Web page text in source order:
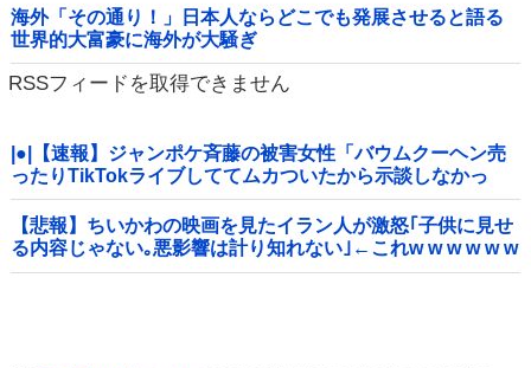
海外「その通り！」日本人ならどこでも発展させると語る
世界的大富豪に海外が大騒ぎ
RSSフィードを取得できません
|●|【速報】ジャンポケ斉藤の被害女性「バウムクーヘン売
ったりTikTokライブしててムカついたから示談しなかっ
た」
【悲報】ちいかわの映画を見たイラン人が激怒｢子供に見せ
る内容じゃない｡悪影響は計り知れない｣←これw w w w w w
w w w